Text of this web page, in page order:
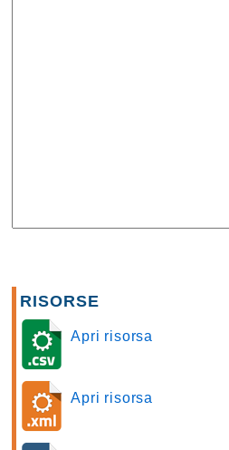
RISORSE
Apri risorsa
Apri risorsa